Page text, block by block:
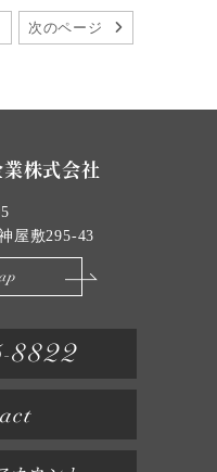
次のページ
業株式会社
屋敷295-43
8822